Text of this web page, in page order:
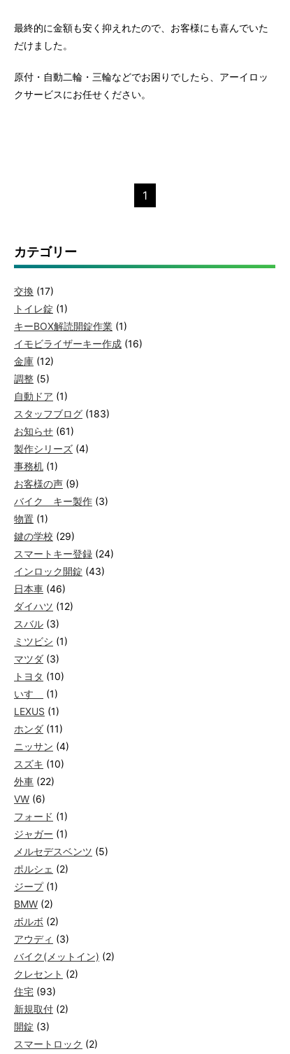
最終的に金額も安く抑えれたので、お客様にも喜んでいた
だけました。
原付・自動二輪・三輪などでお困りでしたら、アーイロッ
クサービスにお任せください。
1
カテゴリー
交換 (17)
トイレ錠 (1)
キーBOX解読開錠作業 (1)
イモビライザーキー作成 (16)
金庫 (12)
調整 (5)
自動ドア (1)
スタッフブログ (183)
お知らせ (61)
製作シリーズ (4)
事務机 (1)
お客様の声 (9)
バイク キー製作 (3)
物置 (1)
鍵の学校 (29)
スマートキー登録 (24)
インロック開錠 (43)
日本車 (46)
ダイハツ (12)
スバル (3)
ミツビシ (1)
マツダ (3)
トヨタ (10)
いすゞ
(1)
LEXUS (1)
ホンダ (11)
ニッサン (4)
スズキ (10)
外車 (22)
VW (6)
フォード (1)
ジャガー (1)
メルセデスベンツ (5)
ポルシェ (2)
ジープ(1)
BMW (2)
ボルボ (2)
アウディ (3)
バイク(メットイン) (2)
クレセント (2)
住宅 (93)
新規取付 (2)
開錠 (3)
スマートロック (2)